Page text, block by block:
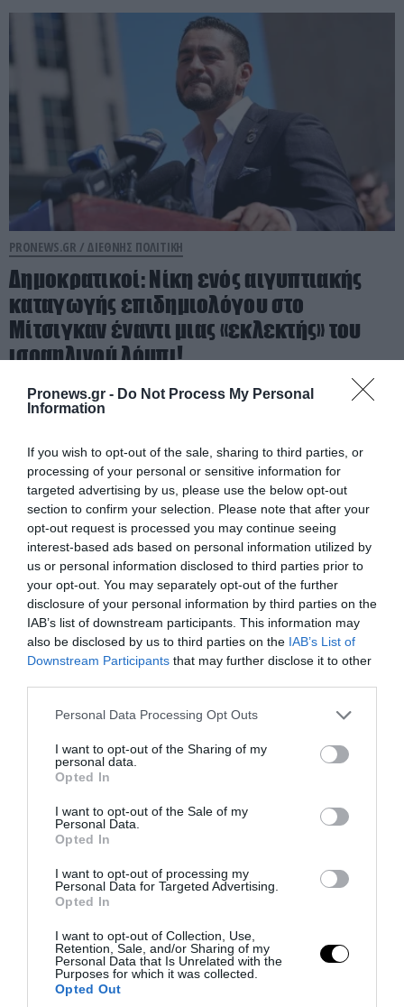
Pronews.gr - Do Not Process My Personal
Information
If you wish to opt-out of the sale, sharing to third parties, or
processing of your personal or sensitive information for
targeted advertising by us, please use the below opt-out
section to confirm your selection. Please note that after your
opt-out request is processed you may continue seeing
interest-based ads based on personal information utilized by
us or personal information disclosed to third parties prior to
your opt-out. You may separately opt-out of the further
disclosure of your personal information by third parties on the
IAB’s list of downstream participants. This information may
also be disclosed by us to third parties on the IAB’s List of
Downstream Participants that may further disclose it to other
Please note that this website/app uses one or more Google
not limited to your visit or usage behaviour. You may click to
grant or deny consent to Google and its third-party tags to
use your data for below specified purposes in below Google
consent section.
Personal Data Processing Opt Outs
I want to opt-out of the Sharing of my
personal data.
Opted In
I want to opt-out of the Sale of my
Personal Data.
Opted In
I want to opt-out of processing my
Personal Data for Targeted Advertising.
Opted In
I want to opt-out of Collection, Use,
Retention, Sale, and/or Sharing of my
Personal Data that Is Unrelated with the
Purposes for which it was collected.
Opted Out
PRONEWS.GR / ΔΙΕΘΝΗΣ ΠΟΛΙΤΙΚΗ
Δημοκρατικοί: Νίκη ενός αιγυπτιακής
καταγωγής επιδημιολόγου στο
Μίτσιγκαν έναντι μιας «εκλεκτής» του
ισραηλινού λόμπι!
07.08.2026 | 11:35
PRONEWS.GR /ΔΙΕΘΝΗΣ ΠΟΛΙΤΙΚΗ
Ιρανικά ΜΜΕ: Ιδιαίτερα κρίσιμη η
κατάσταση της υγείας του Μ.Χαμενεΐ –
07.08.2026 | 09:20